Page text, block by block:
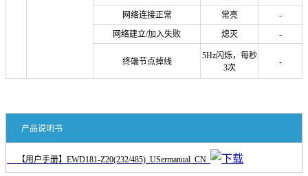
网络连接正常 常亮
-
网络建立/加入失败
熄灭 -
终端节点掉线
5Hz闪烁，每秒
3次
-
产品说明书
【用户手册】EWD181-Z20(232/485)_USermanual_CN